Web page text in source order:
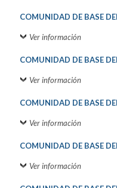
COMUNIDAD DE BASE
Ver información
COMUNIDAD DE BASE
Ver información
COMUNIDAD DE BASE
Ver información
COMUNIDAD DE BASE
Ver información